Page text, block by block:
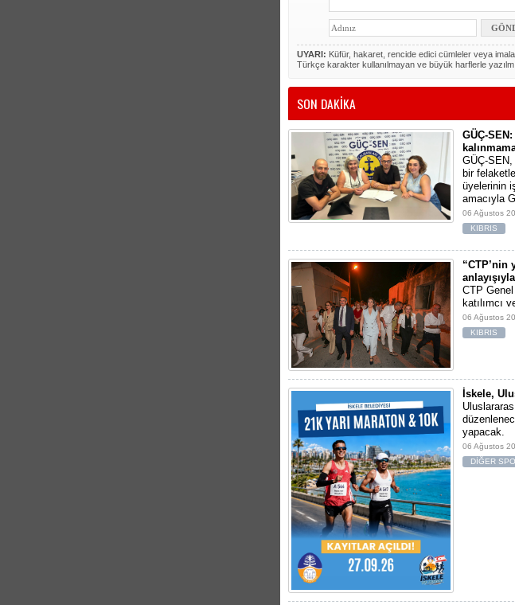
UYARI: Küfür, hakaret, rencide edici cümleler veya
Türkçe karakter kullanılmayan ve büyük harflerle
SON DAKİKA
GÜÇ-
GÜÇ-
bir
üyelerinin
amacıyla
06 Ağustos
KIBRIS
“CTP’nin
CTP
katılımcı
06 Ağustos
KIBRIS
İskele,
yapacak.
06 Ağustos
DİĞER